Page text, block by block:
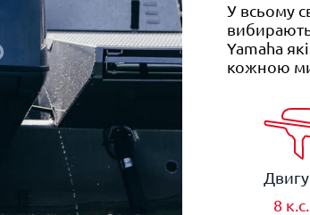
У всьому
вибирають
Yamaha
кожною
8 к.с.